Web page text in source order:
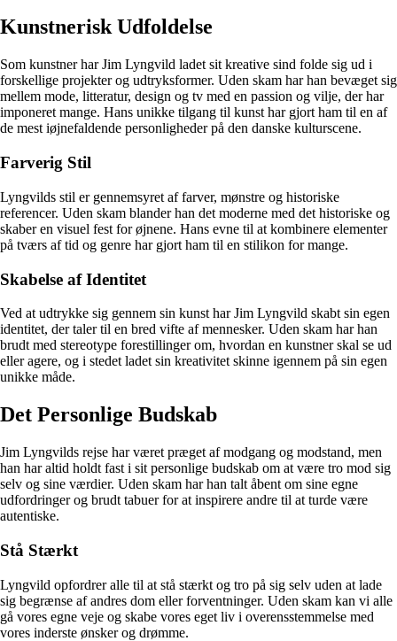
Kunstnerisk Udfoldelse
Som kunstner har Jim Lyngvild ladet sit kreative sind folde sig ud i
forskellige projekter og udtryksformer. Uden skam har han bevæget sig
mellem mode, litteratur, design og tv med en passion og vilje, der har
imponeret mange. Hans unikke tilgang til kunst har gjort ham til en af
de mest iøjnefaldende personligheder på den danske kulturscene.
Farverig Stil
Lyngvilds stil er gennemsyret af farver, mønstre og historiske
referencer. Uden skam blander han det moderne med det historiske og
skaber en visuel fest for øjnene. Hans evne til at kombinere elementer
på tværs af tid og genre har gjort ham til en stilikon for mange.
Skabelse af Identitet
Ved at udtrykke sig gennem sin kunst har Jim Lyngvild skabt sin egen
identitet, der taler til en bred vifte af mennesker. Uden skam har han
brudt med stereotype forestillinger om, hvordan en kunstner skal se ud
eller agere, og i stedet ladet sin kreativitet skinne igennem på sin egen
unikke måde.
Det Personlige Budskab
Jim Lyngvilds rejse har været præget af modgang og modstand, men
han har altid holdt fast i sit personlige budskab om at være tro mod sig
selv og sine værdier. Uden skam har han talt åbent om sine egne
udfordringer og brudt tabuer for at inspirere andre til at turde være
autentiske.
Stå Stærkt
Lyngvild opfordrer alle til at stå stærkt og tro på sig selv uden at lade
sig begrænse af andres dom eller forventninger. Uden skam kan vi alle
gå vores egne veje og skabe vores eget liv i overensstemmelse med
vores inderste ønsker og drømme.